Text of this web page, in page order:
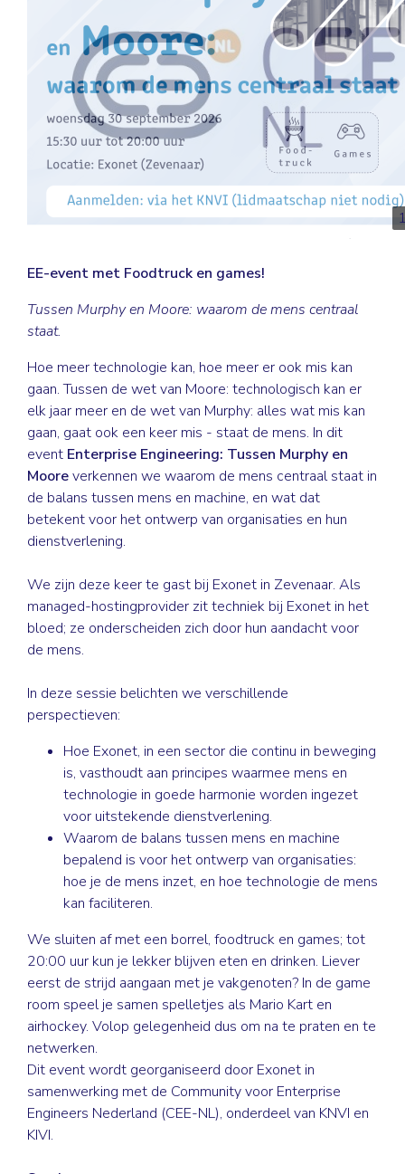
EE-event met Foodtruck en games!
Tussen Murphy en Moore: waarom de mens centraal
staat.
Hoe meer technologie kan, hoe meer er ook mis kan
gaan. Tussen de wet van Moore: technologisch kan er
elk jaar meer en de wet van Murphy: alles wat mis kan
gaan, gaat ook een keer mis - staat de mens. In dit
event Enterprise Engineering: Tussen Murphy en
Mooreverkennen we waarom de mens centraal staat in
de balans tussen mens en machine, en wat dat
betekent voor het ontwerp van organisaties en hun
dienstverlening.
We zijn deze keer te gast bij Exonet in Zevenaar. Als
managed-hostingprovider zit techniek bij Exonet in het
bloed; ze onderscheiden zich door hun aandacht voor
de mens.
In deze sessie belichten we verschillende
perspectieven:
Hoe Exonet, in een sector die continu in beweging
is, vasthoudt aan principes waarmee mens en
technologie in goede harmonie worden ingezet
voor uitstekende dienstverlening.
Waarom de balans tussen mens en machine
bepalend is voor het ontwerp van organisaties:
hoe je de mens inzet, en hoe technologie de mens
kan faciliteren.
We sluiten af met een borrel, foodtruck en games; tot
20:00 uur kun je lekker blijven eten en drinken. Liever
eerst de strijd aangaan met je vakgenoten? In de game
room speel je samen spelletjes als Mario Kart en
airhockey. Volop gelegenheid dus om na te praten en te
netwerken.
Dit event wordt georganiseerd door Exonet in
samenwerking met de Community voor Enterprise
Engineers Nederland (CEE-NL), onderdeel van KNVI en
KIVI.